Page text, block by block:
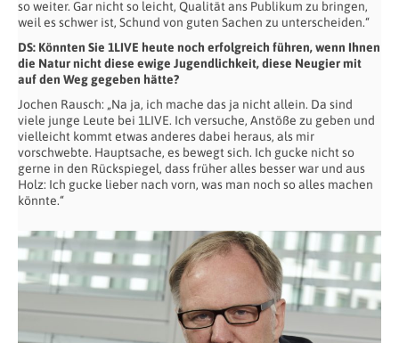
so weiter. Gar nicht so leicht, Qualität ans Publikum zu bringen,
weil es schwer ist, Schund von guten Sachen zu unterscheiden.“
DS: Könnten Sie 1LIVE heute noch erfolgreich führen, wenn Ihnen
die Natur nicht diese ewige Jugendlichkeit, diese Neugier mit
auf den Weg gegeben hätte?
Jochen Rausch: „Na ja, ich mache das ja nicht allein. Da sind
viele junge Leute bei 1LIVE. Ich versuche, Anstöße zu geben und
vielleicht kommt etwas anderes dabei heraus, als mir
vorschwebte. Hauptsache, es bewegt sich. Ich gucke nicht so
gerne in den Rückspiegel, dass früher alles besser war und aus
Holz: Ich gucke lieber nach vorn, was man noch so alles machen
könnte.“